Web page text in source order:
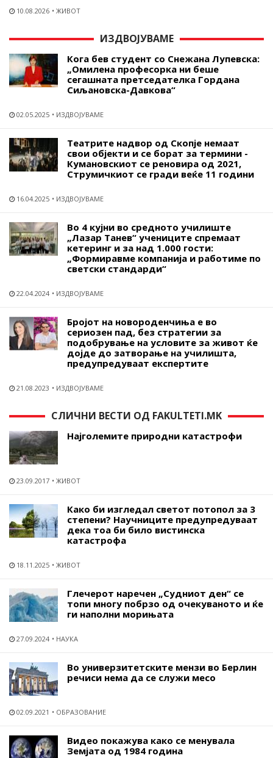
10.08.2026 ЖИВОТ
ИЗДВОЈУВАМЕ
Кога бев студент со Снежана Лупевска:
„Омилена професорка ни беше
сегашната претседателка Гордана
Сиљановска-Давкова“
02.05.2025 ИЗДВОЈУВАМЕ
Театрите надвор од Скопје немаат
свои објекти и се борат за термини -
Кумановскиот се реновира од 2021,
Струмичкиот се гради веќе 11 години
16.04.2025 ИЗДВОЈУВАМЕ
Во 4 кујни во средното училиште
„Лазар Танев“ учениците спремаат
кетеринг и за над 1.000 гости:
„Формиравме компанија и работиме по
светски стандарди“
22.04.2024 ИЗДВОЈУВАМЕ
Бројот на новороденчиња е во
сериозен пад, без стратегии за
подобрување на условите за живот ќе
дојде до затворање на училишта,
предупредуваат експертите
21.08.2023 ИЗДВОЈУВАМЕ
СЛИЧНИ ВЕСТИ ОД FAKULTETI.MK
Најголемите природни катастрофи
23.09.2017 ЖИВОТ
Како би изгледал светот потопол за 3
степени? Научниците предупредуваат
дека тоа би било вистинска
катастрофа
18.11.2025 ЖИВОТ
Глечерот наречен „Судниот ден“ се
топи многу побрзо од очекуваното и ќе
ги наполни морињата
27.09.2024 НАУКА
Во универзитетските мензи во Берлин
речиси нема да се служи месо
02.09.2021 ОБРАЗОВАНИЕ
Видео покажува како се менувала
Земјата од 1984 година